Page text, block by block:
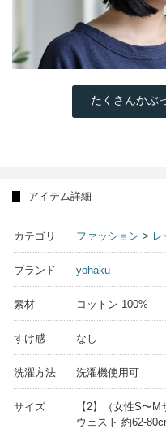
たくさんかぶ
アイテム詳細
カテゴリ ファッション > レ
ブランド yohaku
素材 コットン 100%
すけ感 なし
洗濯方法 洗濯機使用可
サイズ
【2】（女性S〜M
ウェスト 約62-